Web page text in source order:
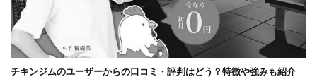
チキンジムのユーザーからの口コミ・評判はどう？特徴や強みも紹介